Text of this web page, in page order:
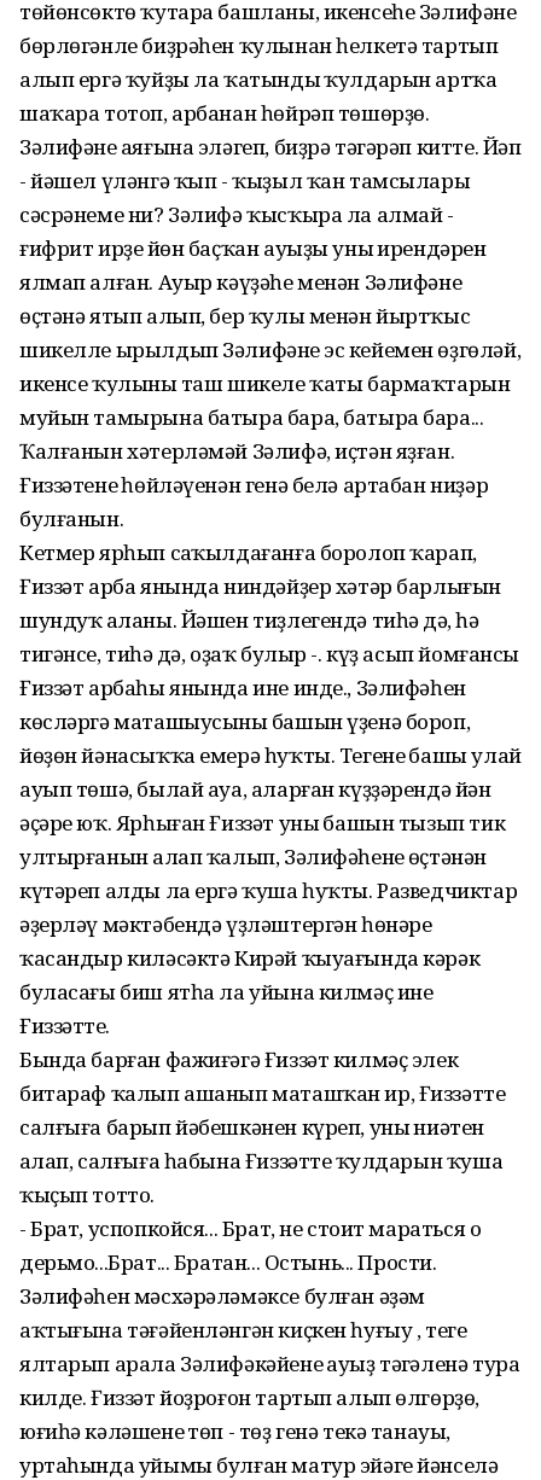
төйөнсөктө ҡутара башланы, икенсеһе Зәлифәнең
бөрлөгәнле биҙрәһен ҡулынан һелкетә тартып
алып ергә ҡуйҙы ла ҡатындың ҡулдарын артҡа
шаҡара тотоп, арбанан һөйрәп төшөрҙө.
Зәлифәнең аяғына эләгеп, биҙрә тәгәрәп китте. Йәп
- йәшел үләнгә ҡып - ҡыҙыл ҡан тамсылары
сәсрәнеме ни? Зәлифә ҡысҡыра ла алмай -
ғифрит ирҙең йөн баҫҡан ауыҙы уның ирендәрен
ялмап алған. Ауыр кәүҙәһе менән Зәлифәнең
өҫтәнә ятып алып, бер ҡулы менән йыртҡыс
шикелле ырылдып Зәлифәнең эс кейемен өҙгөләй,
икенсе ҡулының таш шикеле ҡаты бармаҡтарын
муйын тамырына батыра бара, батыра бара...
Ҡалғанын хәтерләмәй Зәлифә, иҫтән яҙған.
Ғиззәтенең һөйләүенән генә белә артабан ниҙәр
булғанын.
Кетмер ярһып саңҡылдағанға боролоп ҡарап,
Ғиззәт арба янында ниндәйҙер хәтәр барлығын
шундуҡ аңланы. Йәшен тиҙлегендә тиһәң дә, һә
тигәнсе, тиһәң дә, оҙаҡ булыр -. күҙ асып йомғансы
Ғиззәт арбаһы янында ине инде., Зәлифәһен
көсләргә маташыусының башын үҙенә бороп,
йөҙөн йәнасыҡҡа емерә һуҡты. Тегенең башы улай
ауып төшә, былай ауа, аларған күҙҙәрендә йән
әҫәре юҡ. Ярһыған Ғиззәт уның башын тызып тик
ултырғанын аңлап ҡалып, Зәлифәһенең өҫтәнән
күтәреп алды ла ергә ҡуша һуҡты. Разведчиктар
әҙерләү мәктәбендә үҙләштергән һөнәре
ҡасандыр киләсәктә Кирәй ҡыуағында кәрәк
буласағы биш ятһа ла уйына килмәҫ ине
Ғиззәттең.
Бында барған фажиғәгә Ғиззәт килмәҫ элек
битараф ҡалып ашанып маташҡан ир, Ғиззәттең
салғыға барып йәбешкәнен күреп, уның ниәтен
аңлап, салғыға һабына Ғиззәттең ҡулдарын ҡуша
ҡыҫып тотто.
- Брат, успопкойся... Брат, не стоит мараться о
дерьмо...Брат... Братан... Остынь... Прости.
Зәлифәһен мәсхәрәләмәксе булған әҙәм
аҡтығына тәғәйенләнгән киҫкен һуғыу , теге
ялтарып арала Зәлифәкәйенең ауыҙ тәңгәленә тура
килде. Ғиззәт йоҙроғон тартып алып өлгөрҙө,
юғиһә кәләшенең төп - төҙ генә текә танауы,
уртаһында уйымы булған матур эйәге йәнселә